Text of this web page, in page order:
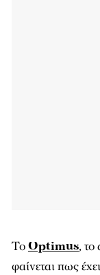
ΤοOptimus, το
φαίνεται πως